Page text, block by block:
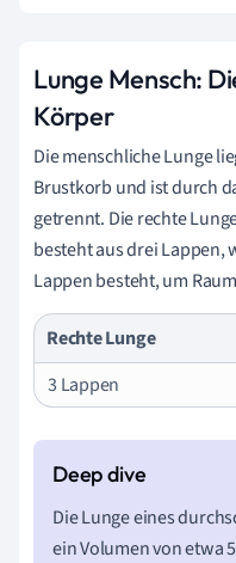
Lunge Mensch:
Körper
Die menschliche Lunge
Brustkorb und ist durch
getrennt. Die rechte
besteht aus drei Lappen,
Lappen besteht, um
Rechte Lunge
3 Lappen
Die Lunge eines
ein Volumen von etwa